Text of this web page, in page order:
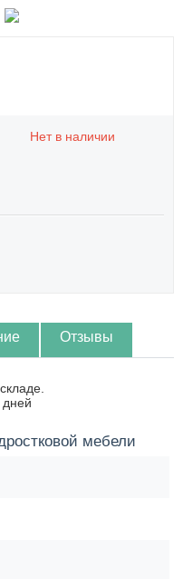
Нет в наличии
Отзывы
дней
мебели